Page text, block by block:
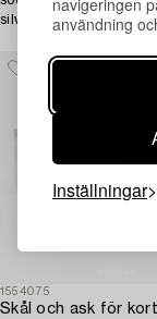
navigeringen
användning
Inställningar
silver och slipad sten,
1554075
Skål och ask för